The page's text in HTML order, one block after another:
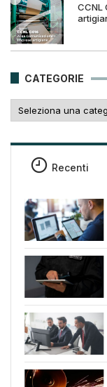
CCNL
CATEGORIE
Recenti